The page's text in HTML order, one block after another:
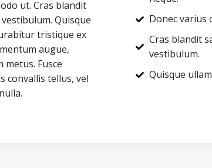
ut. Cras blandit
Quisque
tristique ex
augue,
Fusce
convallis tellus, vel
Donec varius
Cras blandit
vestibulum.
Quisque